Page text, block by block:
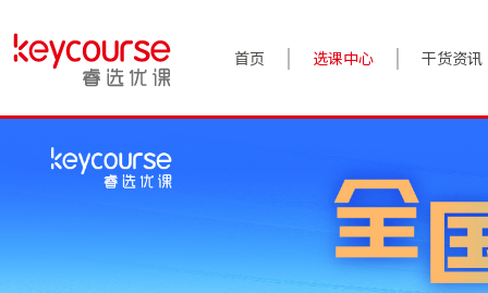
首页 选课中心 干货资讯
政策前沿
答疑精选